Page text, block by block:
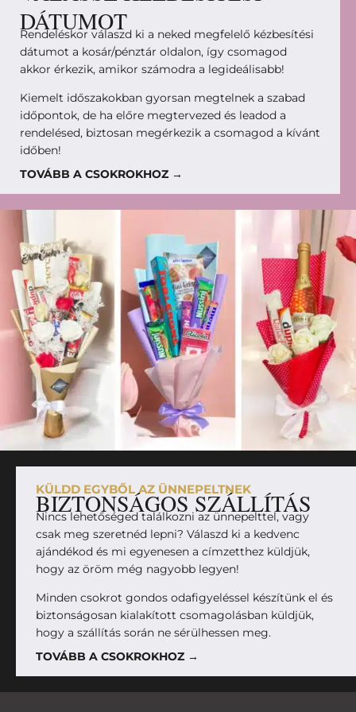
DÁTUMOT
Rendeléskor válaszd ki a neked megfelelő kézbesítési
dátumot a kosár/pénztár oldalon, így csomagod
akkor érkezik, amikor számodra a legideálisabb!
Kiemelt időszakokban gyorsan megtelnek a szabad
időpontok, de ha előre megtervezed és leadod a
rendelésed, biztosan megérkezik a csomagod a kívánt
időben!
TOVÁBB A CSOKROKHOZ →
KÜLDD EGYBŐL AZ ÜNNEPELTNEK
BIZTONSÁGOS SZÁLLÍTÁS
Nincs lehetőséged találkozni az ünnepelttel, vagy
csak meg szeretnéd lepni? Válaszd ki a kedvenc
ajándékod és mi egyenesen a címzetthez küldjük,
hogy az öröm még nagyobb legyen!
Minden csokrot gondos odafigyeléssel készítünk el és
biztonságosan kialakított csomagolásban küldjük,
hogy a szállítás során ne sérülhessen meg.
TOVÁBB A CSOKROKHOZ →